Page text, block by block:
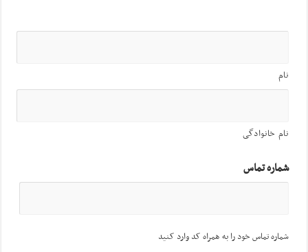
نام
نام خانوادگی
شماره تماس
شماره تماس خود را به همراه کد وارد کنید